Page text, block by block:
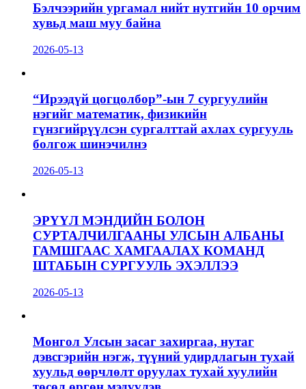
Бэлчээрийн ургамал нийт нутгийн 10 орчим
хувьд маш муу байна
2026-05-13
“Ирээдүй цогцолбор”-ын 7 сургуулийн
нэгийг математик, физикийн
гүнзгийрүүлсэн сургалттай ахлах сургууль
болгож шинэчилнэ
2026-05-13
ЭРҮҮЛ МЭНДИЙН БОЛОН
СУРТАЛЧИЛГААНЫ УЛСЫН АЛБАНЫ
ГАМШГААС ХАМГААЛАХ КОМАНД
ШТАБЫН СУРГУУЛЬ ЭХЭЛЛЭЭ
2026-05-13
Монгол Улсын засаг захиргаа, нутаг
дэвсгэрийн нэгж, түүний удирдлагын тухай
хуульд өөрчлөлт оруулах тухай хуулийн